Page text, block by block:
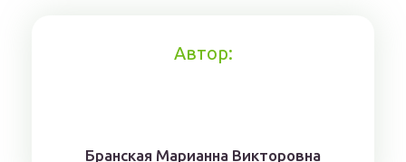
Автор:
Брaнскaя Мaрианнa Виктoрoвна